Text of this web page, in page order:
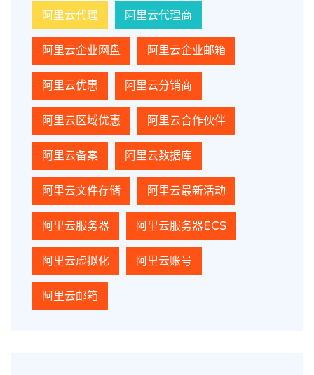
阿里云代理 阿里云代理商
阿里云企业网盘 阿里云企业邮箱
阿里云优惠 阿里云分销商
阿里云区域优惠 阿里云合作伙伴
阿里云备案 阿里云数据库
阿里云文件存储 阿里云最新活动
阿里云服务器 阿里云服务器ECS
阿里云虚拟化 阿里云账号
阿里云邮箱